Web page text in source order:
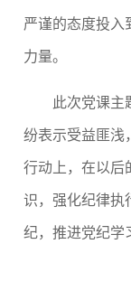
严谨的态度投入
力量。
此次党课主
纷表示受益匪浅
行动上，在以后
识， 强化纪律执
纪， 推进党纪学